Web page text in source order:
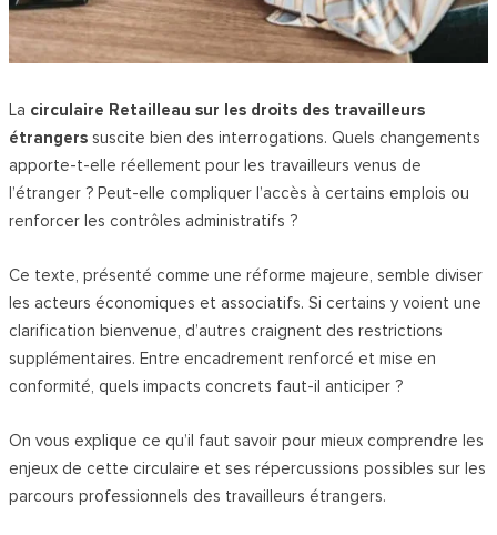
La circulaire Retailleau sur les droits des travailleurs
étrangers suscite bien des interrogations. Quels changements
apporte-t-elle réellement pour les travailleurs venus de
l’étranger ? Peut-elle compliquer l’accès à certains emplois ou
renforcer les contrôles administratifs ?
Ce texte, présenté comme une réforme majeure, semble diviser
les acteurs économiques et associatifs. Si certains y voient une
clarification bienvenue, d’autres craignent des restrictions
supplémentaires. Entre encadrement renforcé et mise en
conformité, quels impacts concrets faut-il anticiper ?
On vous explique ce qu’il faut savoir pour mieux comprendre les
enjeux de cette circulaire et ses répercussions possibles sur les
parcours professionnels des travailleurs étrangers.